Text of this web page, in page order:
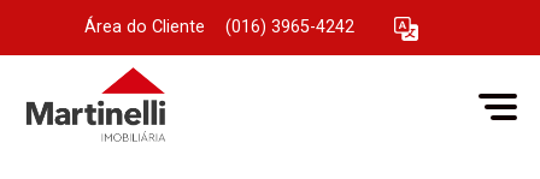
Área do Cliente (016) 3965-4242